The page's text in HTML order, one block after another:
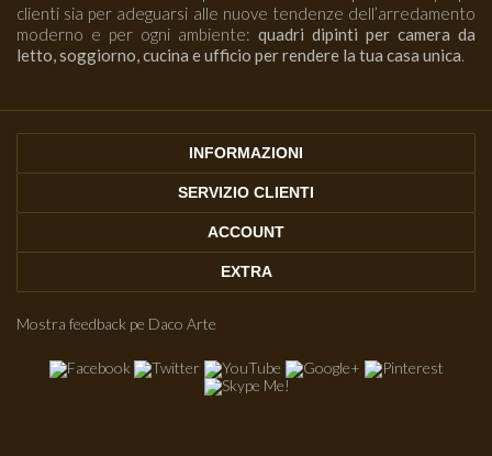
clienti sia per adeguarsi alle nuove tendenze dell’arredamento
moderno e per ogni ambiente: quadri dipinti per camera da
letto, soggiorno, cucina e ufficio per rendere la tua casa unica.
INFORMAZIONI
SERVIZIO CLIENTI
ACCOUNT
EXTRA
Mostra feedback pe Daco Arte